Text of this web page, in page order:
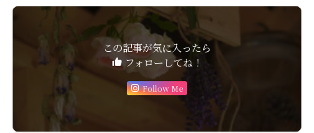
この記事が気に入ったら
フォローしてね！
Follow Me